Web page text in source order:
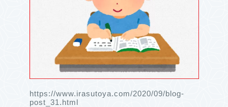
https://www.irasutoya.com/2020/09/blog-
post_31.html